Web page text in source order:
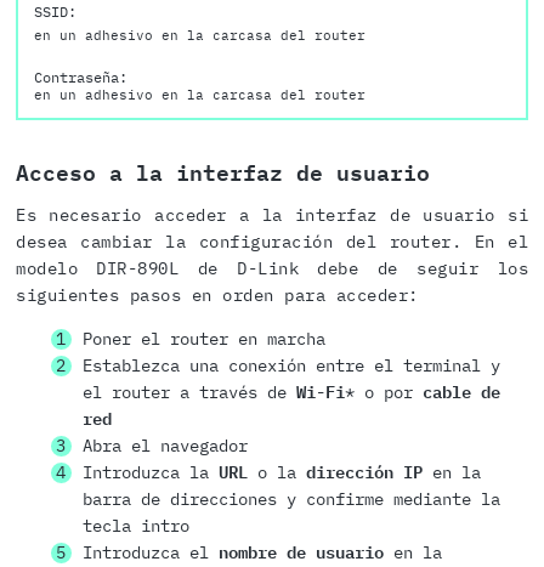
SSID:
en un adhesivo en la carcasa del router
Contraseña:
en un adhesivo en la carcasa del router
Acceso a la interfaz de usuario
Es necesario acceder a la interfaz de usuario si
desea cambiar la configuración del router. En el
modelo DIR-890L de D-Link debe de seguir los
siguientes pasos en orden para acceder:
Poner el router en marcha
Establezca una conexión entre el terminal y
el router a través de Wi-Fi* o por cable de
red
Abra el navegador
Introduzca la URLo la dirección IPen la
barra de direcciones y confirme mediante la
tecla intro
Introduzca el nombre de usuarioen la